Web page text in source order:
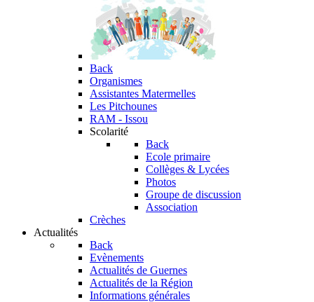
Back
Organismes
Assistantes Matermelles
Les Pitchounes
RAM - Issou
Scolarité
Back
Ecole primaire
Collèges & Lycées
Photos
Groupe de discussion
Association
Crèches
Actualités
Back
Evènements
Actualités de Guernes
Actualités de la Région
Informations générales